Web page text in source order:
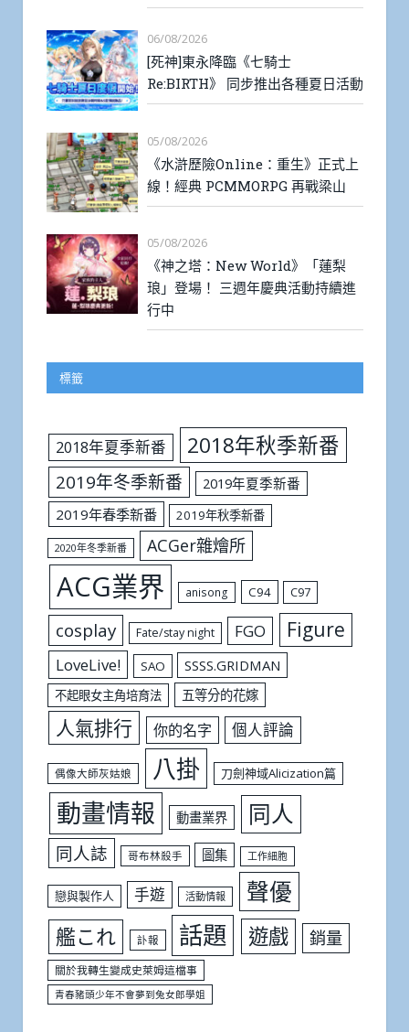
06/08/2026
[死神]東永降臨《七騎士
Re:BIRTH》 同步推出各種夏日活動
05/08/2026
《水滸歷險Online：重生》正式上
線！經典 PCMMORPG 再戰梁山
05/08/2026
《神之塔：New World》「蓮梨
琅」登場！ 三週年慶典活動持續進
行中
標籤
2018年夏季新番 2018年秋季新番
2019年冬季新番
2019年夏季新番
2019年春季新番
2019年秋季新番
2020年冬季新番 ACGer雜燴所
ACG業界 anisong C94 C97
cosplay Fate/stay night FGO Figure
LoveLive! SAO SSSS.GRIDMAN
不起眼女主角培育法 五等分的花嫁
人氣排行 你的名字 個人評論
偶像大師灰姑娘 八掛 刀劍神域Alicization篇
動畫情報 動畫業界 同人
同人誌 哥布林殺手 圖集 工作細胞
戀與製作人 手遊 活動情報 聲優
艦これ 訃報 話題 遊戲 銷量
關於我轉生變成史萊姆這檔事
青春豬頭少年不會夢到兔女郎學姐